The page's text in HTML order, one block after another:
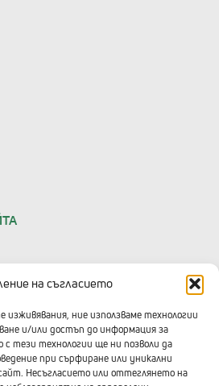
на съгласието
изживявания, ние използваме технологии
и/или достъп до информация за
тези технологии ще ни позволи да
при сърфиране или уникални
Несъгласието или оттеглянето на
сигнали